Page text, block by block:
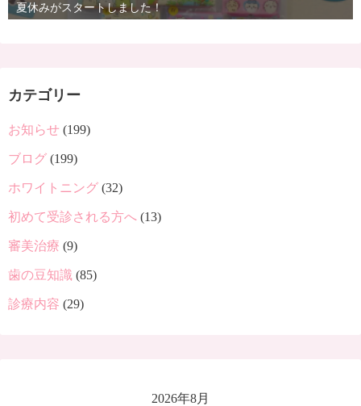
夏休みがスタートしました！
カテゴリー
お知らせ (199)
ブログ (199)
ホワイトニング (32)
初めて受診される方へ (13)
審美治療 (9)
歯の豆知識 (85)
診療内容 (29)
2026年8月